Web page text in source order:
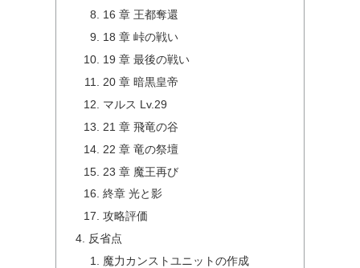
16 章 王都奪還
18 章 峠の戦い
19 章 最後の戦い
20 章 暗黒皇帝
マルス Lv.29
21 章 飛竜の谷
22 章 竜の祭壇
23 章 魔王再び
終章 光と影
攻略評価
反省点
魔力カンストユニットの作成